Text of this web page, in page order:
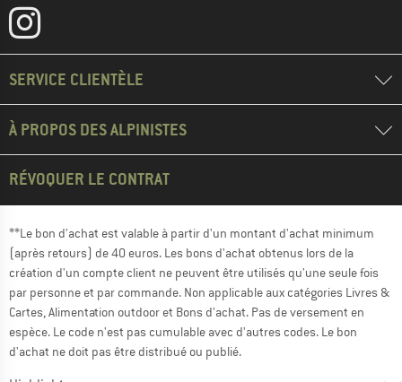
SERVICE CLIENTÈLE
À PROPOS DES ALPINISTES
RÉVOQUER LE CONTRAT
**Le bon d'achat est valable à partir d'un montant d'achat minimum
(après retours) de 40 euros. Les bons d'achat obtenus lors de la
création d'un compte client ne peuvent être utilisés qu'une seule fois
par personne et par commande. Non applicable aux catégories Livres &
Cartes, Alimentation outdoor et Bons d'achat. Pas de versement en
espèce. Le code n'est pas cumulable avec d'autres codes. Le bon
d'achat ne doit pas être distribué ou publié.